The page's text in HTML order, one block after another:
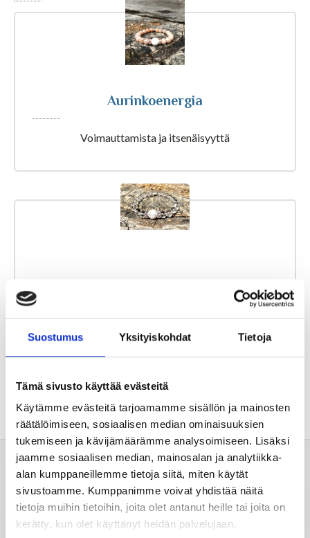
Suostumus Yksityiskohdat Tietoja
Tämä sivusto käyttää evästeitä
Käytämme evästeitä tarjoamamme sisällön ja mainosten
räätälöimiseen, sosiaalisen median ominaisuuksien
tukemiseen ja kävijämäärämme analysoimiseen. Lisäksi
jaamme sosiaalisen median, mainosalan ja analytiikka-
alan kumppaneillemme tietoja siitä, miten käytät
sivustoamme. Kumppanimme voivat yhdistää näitä
tietoja muihin tietoihin, joita olet antanut heille tai joita on
kerätty, kun olet käyttänyt heidän palvelujaan.
Unientulkintasanasto
Aurinkoenergia
Voimauttamista ja itsenäisyyttä
Valitse horoskooppi
Viikkohoroskooppi